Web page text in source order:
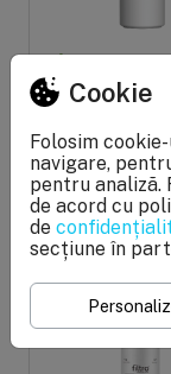
Cartus din
inversa, 2 in 1,
Cross Solo,
maxim 12 luni
PRP: 660,93 lei
396,55 lei
356,90 lei(-
FILTRO Relax
Cookie
Folosim
navigare,
pentru analiză.
de acord cu
de
secțiune în